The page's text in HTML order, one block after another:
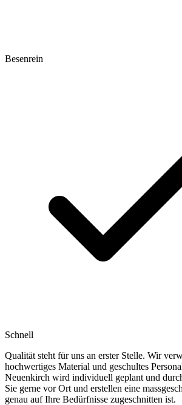
Besenrein
Schnell
Qualität steht für uns an erster Stelle. Wir
hochwertiges Material und geschultes
Neuenkirch wird individuell geplant und
Sie gerne vor Ort und erstellen eine
genau auf Ihre Bedürfnisse zugeschnitten ist.